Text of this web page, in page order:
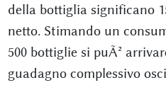
della bottiglia significano
netto. Stimando un
500 bottiglie si puÃ²
guadagno complessivo